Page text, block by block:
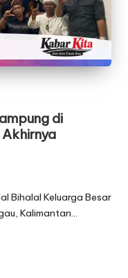
di
Bihalal Keluarga Besar
Kalimantan…